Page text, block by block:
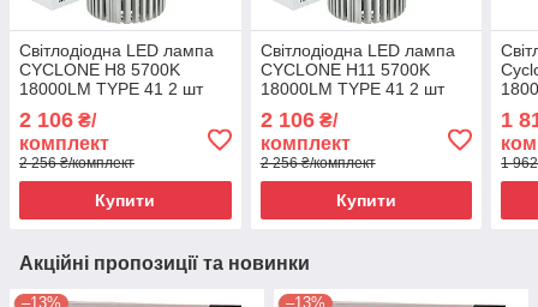
Світлодіодна LED лампа
CYCLONE H8 5700K
18000LM TYPE 41 2 шт
комплект
2 106 ₴/
комплект
2 256 ₴/комплект
Купити
Світлодіодна LED лампа
CYCLONE H11 5700K
18000LM TYPE 41 2 шт
комплект
2 106₴/
комплект
2 256 ₴/комплект
Купити
1
1
Акційні пропозиції та новинки
–13% –13%